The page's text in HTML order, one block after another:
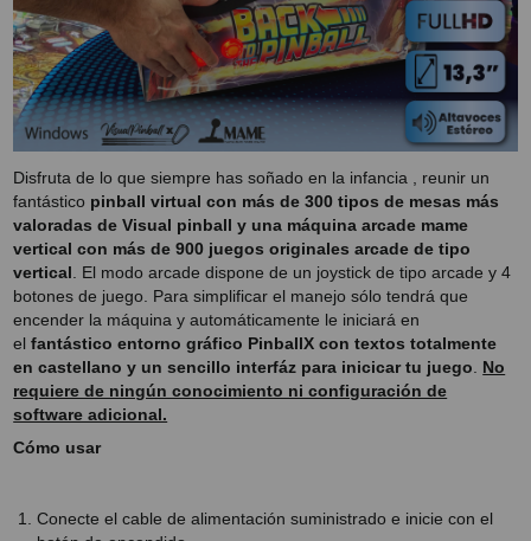
PROYECTOR PARA
EDUCACION
PROYECTOR PARA EL
MUNDIAL 2026
PROYECTOR PARA FUTBOL
PROYECTORES 2K O 4K
NATIVOS
REACONDICIONADOS
SUPER OFERTAS
¿QUÉ MODELO NECESITO?
OFERTAS DESTACADAS
PANTALLAS DE
PROYECCIÓN
Disfruta de lo que siempre has soñado en la infancia , reunir un
fantástico pinball virtual con más de 300 tipos de mesas más
valoradas de Visual pinball y una máquina arcade mame
vertical con más de 900 juegos originales arcade de tipo
vertical. El modo arcade dispone de un joystick de tipo arcade y 4
botones de juego. Para simplificar el manejo sólo tendrá que
encender la máquina y automáticamente le iniciará en
el fantástico entorno gráfico PinballX con textos totalmente
en castellano y un sencillo interfáz para inicicar tu juego. No
requiere de ningún conocimiento ni configuración de
software adicional.
Cómo usar
Conecte el cable de alimentación suministrado e inicie con el